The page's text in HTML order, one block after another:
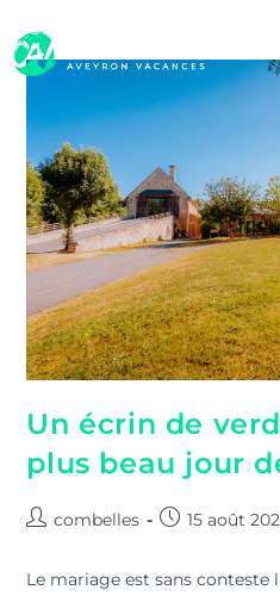
Un écrin de
plus beau jour
combelles 15 août
Le mariage est sans conteste